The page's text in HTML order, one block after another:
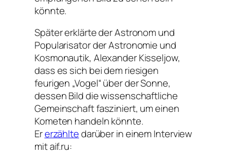
könnte.
Später erklärte der Astronom und
Popularisator der Astronomie und
Kosmonautik, Alexander Kisseljow,
dass es sich bei dem riesigen
feurigen „Vogel“ über der Sonne,
dessen Bild die wissenschaftliche
Gemeinschaft fasziniert, um einen
Kometen handeln könnte.
Ererzähltedarüber in einem Interview
mitaif.ru: